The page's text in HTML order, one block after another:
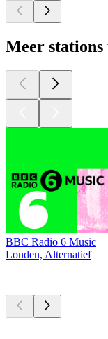
Meer
BBC Radio 6 Music
Londen, Alternatief